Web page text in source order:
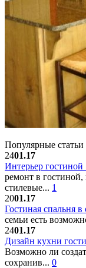
Популярные статьи
2401.17
Интерьер
ремонт в
стилевые... 1
2001.17
Гостиная спальня
семьи есть
2401.17
Дизайн кухни
Возможно ли
сохранив... 0